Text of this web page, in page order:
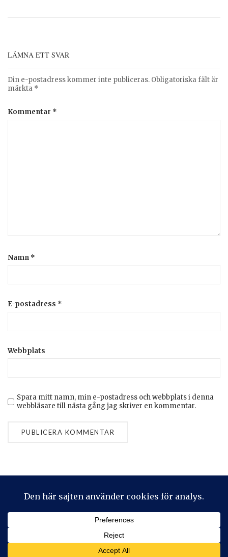
LÄMNA ETT SVAR
Din e-postadress kommer inte publiceras. Obligatoriska fält är
märkta *
Kommentar *
Namn *
E-postadress *
Webbplats
Spara mitt namn, min e-postadress och webbplats i denna
webbläsare till nästa gång jag skriver en kommentar.
2026 © Stickeralla Theme by
Privacy & Cookies: This site uses cookies. By continuing to use
this website, you agree to their use.
To find out more, including how to control cookies, see here: